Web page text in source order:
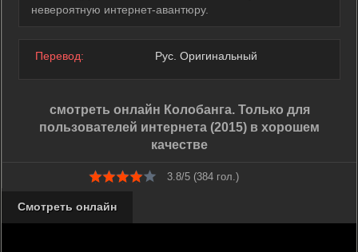
невероятную интернет-авантюру.
Перевод: Рус. Оригинальный
смотреть онлайн Колобанга. Только для
пользователей интернета (2015) в хорошем
качестве
3.8/5 (384гол.)
Смотреть онлайн